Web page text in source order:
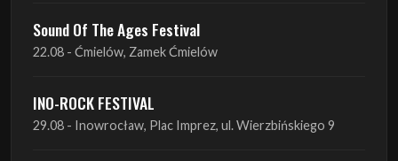
Sound Of The Ages Festival
22.08 - Ćmielów, Zamek Ćmielów
INO-ROCK FESTIVAL
29.08 - Inowrocław, Plac Imprez, ul. Wierzbińskiego 9